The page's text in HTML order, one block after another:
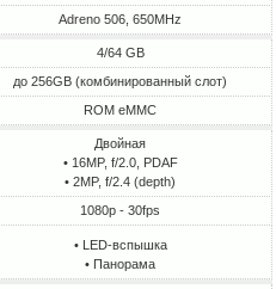
Adreno 506, 650MHz
4/64 GB
до 256GB (комбинированный слот)
ROM eMMC
Двойная
• 16MP, f/2.0, PDAF
• 2MP, f/2.4 (depth)
1080p - 30fps
• LED-вспышка
• Панорама